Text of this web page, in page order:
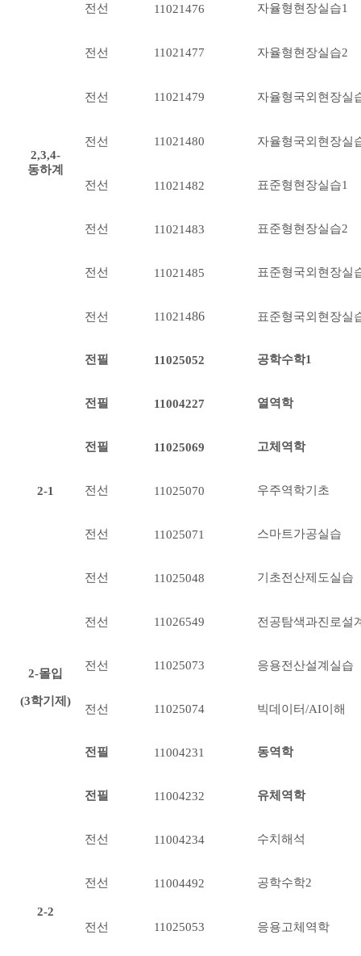
2,3,4-
동하계
전선 11021476 자율형현장실습1
전선 11021477 자율형현장실습2
전선 11021479 자율형국외현장실
전선 11021480 자율형국외현장실
전선 11021482 표준형현장실습1
전선 11021483 표준형현장실습2
전선 11021485 표준형국외현장실
전선 11021486 표준형국외현장실
2-1
전필 11025052 공학수학1
전필 11004227 열역학
전필 11025069 고체역학
전선 11025070 우주역학기초
전선 11025071 스마트가공실습
전선 11025048 기초전산제도실습
전선 11026549 전공탐색과진로설
2-몰입
(3학기제)
전선 11025073 응용전산설계실습
전선 11025074 빅데이터/AI이해
2-2
전필 11004231 동역학
전필 11004232 유체역학
전선 11004234 수치해석
전선 11004492 공학수학2
전선 11025053 응용고체역학